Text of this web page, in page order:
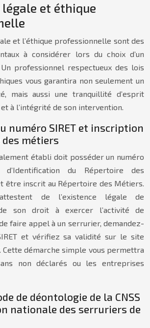
et éthique
et l’éthique professionnelle sont des
à considérer lors du choix d’un
professionnel respectueux des lois
vous garantira non seulement un
mais aussi une tranquillité d’esprit
à l’intégrité de son intervention.
numéro SIRET et inscription
métiers
établi doit posséder un numéro
d’Identification du Répertoire des
être inscrit au Répertoire des Métiers.
de l’existence légale de
son droit à exercer l’activité de
faire appel à un serrurier, demandez-
et vérifiez sa validité sur le site
Cette démarche simple vous permettra
non déclarés ou les entreprises
de déontologie de la CNSS
nationale des serruriers de